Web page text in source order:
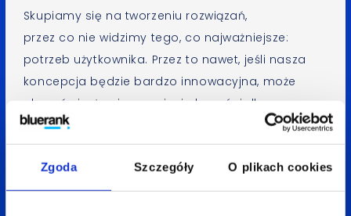
Zgoda Szczegóły O plikach cookies
Skupiamy się na tworzeniu rozwiązań,
przez co nie widzimy tego, co najważniejsze:
potrzeb użytkownika. Przez to nawet, jeśli nasza
koncepcja będzie bardzo innowacyjna, może
okazać się, że nie przyniesie korzyści dla
potencjalnego odbiorcy. Może to spowodować
nie tylko stratę miesięcy czy lat poświęconych
na budowanie rozwiązania, ale naraża nas również
na straty finansowe.